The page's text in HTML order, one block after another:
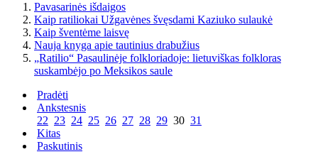
Pavasarinės išdaigos
Kaip ratiliokai Užgavėnes švęsdami Kaziuko sulaukė
Kaip šventėme laisvę
Nauja knyga apie tautinius drabužius
„Ratilio“ Pasaulinėje folkloriadoje: lietuviškas folkloras
suskambėjo po Meksikos saule
Pradėti
Ankstesnis
22 23 24 25 26 27 28 29 30 31
Kitas
Paskutinis